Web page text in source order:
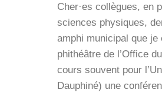
Cher·es col­lègues, en
sciences phy­siques,
amphi muni­ci­pal que je
phi­théâtre de l’Of­fice
cours sou­vent pour
Dau­phi­né) une